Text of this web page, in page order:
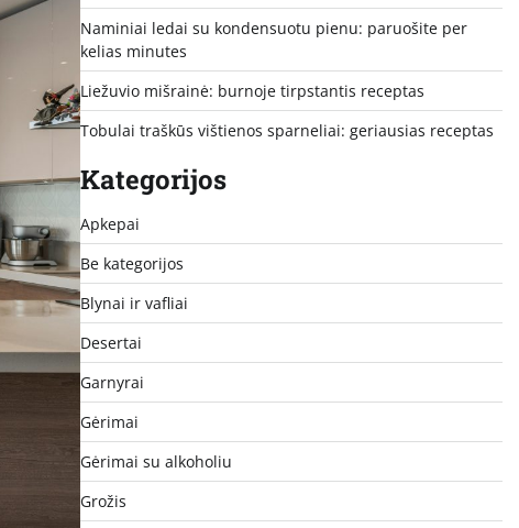
Naminiai ledai su kondensuotu pienu: paruošite per
kelias minutes
Liežuvio mišrainė: burnoje tirpstantis receptas
Tobulai traškūs vištienos sparneliai: geriausias receptas
Kategorijos
Apkepai
Be kategorijos
Blynai ir vafliai
Desertai
Garnyrai
Gėrimai
Gėrimai su alkoholiu
Grožis